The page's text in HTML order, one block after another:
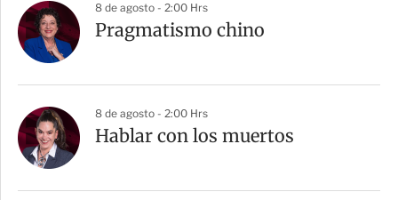
8 de agosto - 2:00 Hrs
Pragmatismo chino
8 de agosto - 2:00 Hrs
Hablar con los muertos